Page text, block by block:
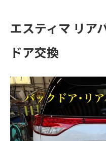
エスティマ リア
ドア交換